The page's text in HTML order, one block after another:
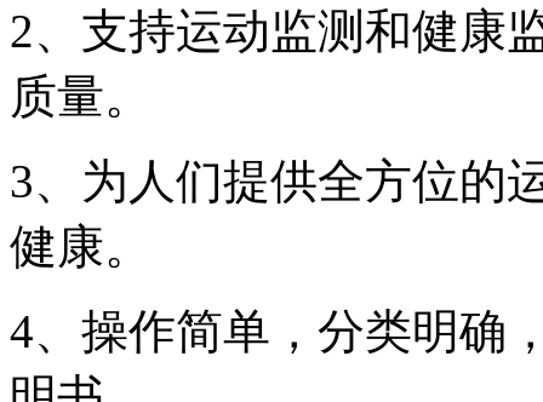
2、支持运动监测和健康
质量。
3、为人们提供全方位的
健康。
4、操作简单，分类明确